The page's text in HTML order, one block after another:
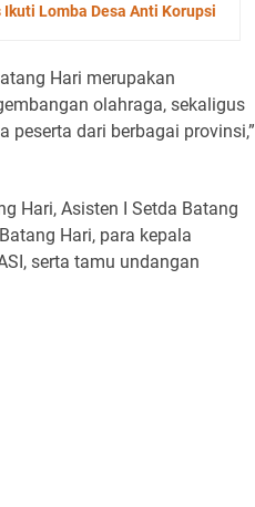
Lomba Desa Anti Korupsi
Hari merupakan
olahraga, sekaligus
peserta dari berbagai provinsi,”
Hari, Asisten I Setda Batang
Hari, para kepala
serta tamu undangan